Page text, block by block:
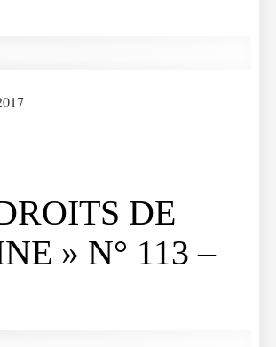
DE
» N° 113 –